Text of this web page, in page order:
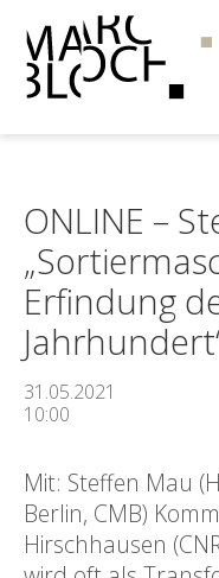
ONLINE –
Erfindung
31.05.2021
10:00
Mit: Steffen Mau
Berlin, CMB)
Hirschhausen